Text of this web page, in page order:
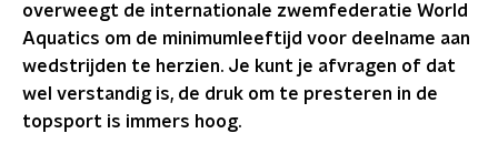
overweegt de internationale zwemfederatie World
Aquatics om de minimumleeftijd voor deelname aan
wedstrijden te herzien. Je kunt je afvragen of dat
wel verstandig is, de druk om te presteren in de
topsport is immers hoog.